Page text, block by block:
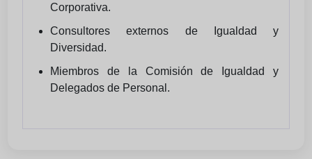
Corporativa.
Consultores externos de Igualdad y
Diversidad.
Miembros de la Comisión de Igualdad y
Delegados de Personal.